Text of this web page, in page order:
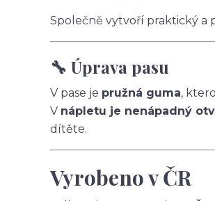
Společně vytvoří praktický a
🔧 Úprava pasu
V pase je pružná guma,
V nápletu je nenápadný
dítěte.
Vyrobeno v ČR